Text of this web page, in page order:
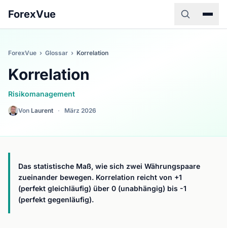
ForexVue
ForexVue › Glossar › Korrelation
Korrelation
Risikomanagement
Von Laurent · März 2026
Das statistische Maß, wie sich zwei Währungspaare
zueinander bewegen. Korrelation reicht von +1
(perfekt gleichläufig) über 0 (unabhängig) bis -1
(perfekt gegenläufig).